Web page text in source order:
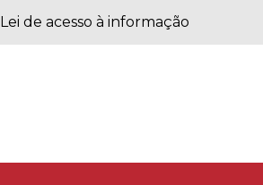
Lei de acesso à informação